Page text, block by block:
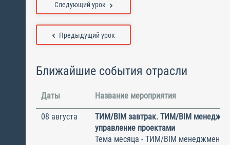
Предыдущий урок
Следующий урок
Ближайшие события отрасли
Даты Название мероприятия
08 августа
ТИМ/BIM завтрак. ТИМ/BIM
управление проектами
Тема месяца - ТИМ/BIM менеджмент и